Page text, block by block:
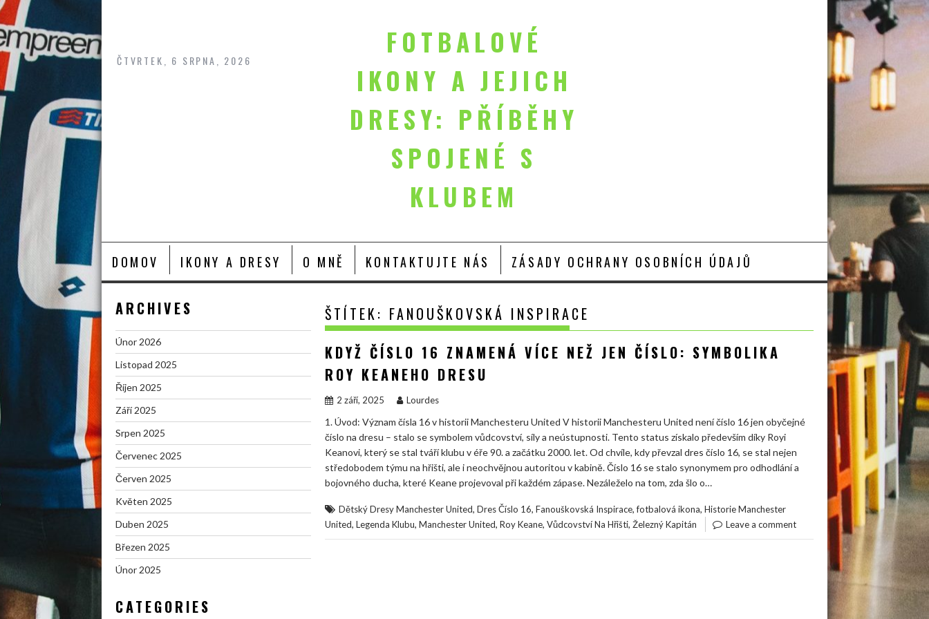
content
ČTVRTEK, 6 SRPNA, 2026
FOTBALOVÉ
IKONY A JEJICH
DRESY: PŘÍBĚHY
SPOJENÉ S
KLUBEM
DOMOV IKONY A DRESY O MNĚ KONTAKTUJTE NÁS ZÁSADY OCHRANY OSOBNÍCH ÚDAJŮ
ŠTÍTEK: FANOUŠKOVSKÁ INSPIRACE
KDYŽ ČÍSLO 16 ZNAMENÁ VÍCE NEŽ JEN ČÍSLO: SYMBOLIKA
ROY KEANEHO DRESU
2 září, 2025 Lourdes
1. Úvod: Význam čísla 16 v historii Manchesteru United V historii Manchesteru United není číslo 16 jen obyčejné
číslo na dresu – stalo se symbolem vůdcovství, síly a neústupnosti. Tento status získalo především díky Royi
Keanovi, který se stal tváří klubu v éře 90. a začátku 2000. let. Od chvíle, kdy převzal dres číslo 16, se stal nejen
středobodem týmu na hřišti, ale i neochvějnou autoritou v kabině. Číslo 16 se stalo synonymem pro odhodlání a
bojovného ducha, které Keane projevoval při každém zápase. Nezáleželo na tom, zda šlo o…
Dětský Dresy Manchester United, Dres Číslo 16, Fanouškovská Inspirace,fotbalová ikona, Historie Manchester
United, Legenda Klubu, Manchester United, Roy Keane, Vůdcovství Na Hřišti, Železný Kapitán Leave a comment
ARCHIVES
Únor 2026
Listopad 2025
Říjen 2025
Září 2025
Srpen 2025
Červenec 2025
Červen 2025
Květen 2025
Duben 2025
Březen 2025
Únor 2025
CATEGORIES